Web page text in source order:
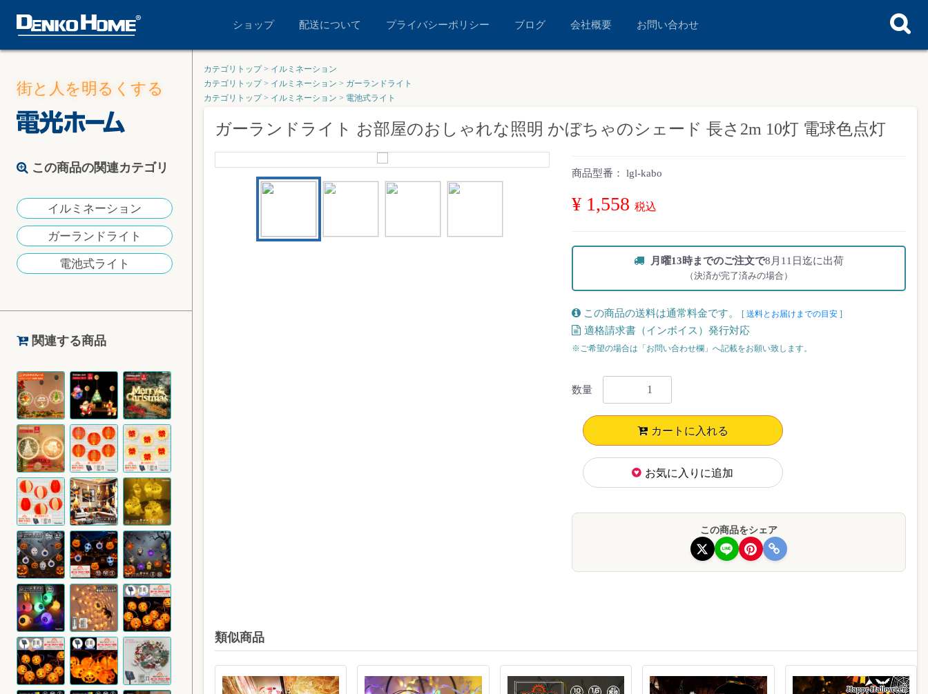
ショップ 配送について プライバシーポリシー ブログ 会社概要 お問い合わせ
街と人を明るくする
この商品の関連カテゴリ
イルミネーション
ガーランドライト
電池式ライト
関連する商品
カテゴリトップ > イルミネーション
カテゴリトップ > イルミネーション > ガーランドライト
カテゴリトップ > イルミネーション > 電池式ライト
ガーランドライト お部屋のおしゃれな照明 かぼちゃのシェード 長さ2m 10灯 電球色点灯
商品型番： lgl-kabo
¥ 1,558 税込
月曜13時までのご注文で8月11日迄に出荷
（決済が完了済みの場合）
この商品の送料は通常料金です。 [ 送料とお届けまでの目安]
適格請求書（インボイス）発行対応
※ご希望の場合は「お問い合わせ欄」へ記載をお願い致します。
数量
カートに入れる
お気に入りに追加
この商品をシェア
類似商品